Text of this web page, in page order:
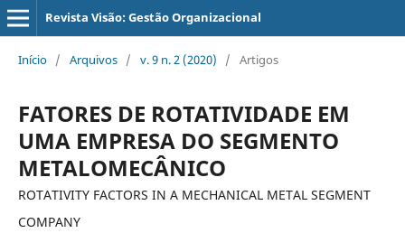
Revista Visão: Gestão Organizacional
Início / Arquivos / v. 9 n. 2 (2020) / Artigos
FATORES DE ROTATIVIDADE EM
UMA EMPRESA DO SEGMENTO
METALOMECÂNICO
ROTATIVITY FACTORS IN A MECHANICAL METAL SEGMENT
COMPANY